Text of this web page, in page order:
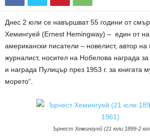
Днес 2 юли се навършват 55 години от
Хемингуей (Ernest Hemingway) – един от
американски писатели – новелист, автор на
журналист, носител на Нобелова награда за
и награда Пулицър през 1953 г. за книгата
морето“.
Ърнест Хемингуей (21 юли 1899-2